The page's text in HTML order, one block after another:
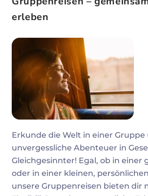
erleben
Erkunde die Welt in einer Gruppe
unvergessliche Abenteuer in
Gleichgesinnter! Egal, ob in einer
oder in einer kleinen,
unsere Gruppenreisen bieten dir